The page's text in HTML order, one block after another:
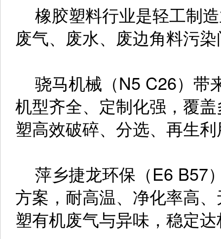
橡胶塑料行业是轻工制
废气、废水、废边角料污
骁马机械（N5 C26）带
机型齐全、定制化强，覆
塑高效破碎、分选、再生
萍乡捷龙环保（E6 B57
方案，耐高温、净化率高
塑有机废气与异味，稳定